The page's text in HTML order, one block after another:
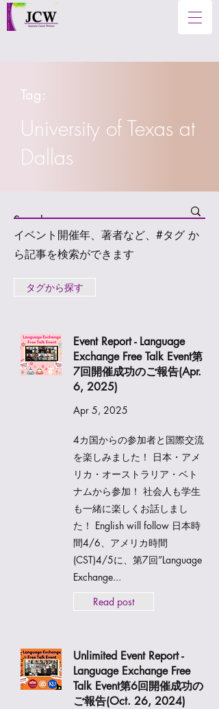
Tag:
University of Texas at
Dallas
イベント開催年、著者など、#タグ か
ら記事を検索ができます
タグから探す
Event Report - Language
Exchange Free Talk Event第
7回開催成功のご報告(Apr.
6, 2025)
Apr 5, 2025
4カ国からの参加者と国際交流
を楽しみました！ 日本・アメ
リカ・オーストラリア・ベト
ナムから参加！ 社会人も学生
も一緒に楽しくお話しまし
た！ English will follow 日本時
間4/6、アメリカ時間
(CST)4/5に、第7回”Language
Exchange...
Read post
Unlimited Event Report -
Language Exchange Free
Talk Event第6回開催成功の
ご報告(Oct. 26, 2024)